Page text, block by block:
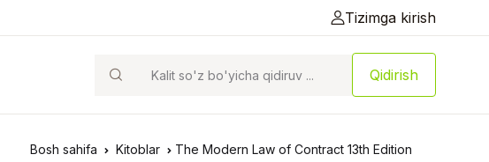
Tizimga kirish
Qidirish
Bosh sahifa Kitoblar The Modern Law of Contract 13th Edition